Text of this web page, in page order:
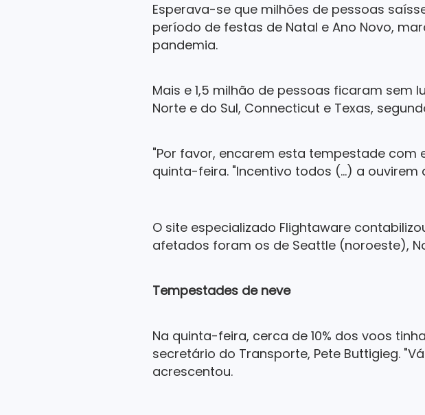
Esperava-se que milhões de pessoas
período de festas de Natal e Ano Novo,
pandemia.
Mais e 1,5 milhão de pessoas ficaram
Norte e do Sul, Connecticut e Texas,
"Por favor, encarem esta tempestade com
quinta-feira. "Incentivo todos (...) a ouvirem
O site especializado Flightaware
afetados foram os de Seattle (noroeste),
Tempestades de neve
Na quinta-feira, cerca de 10% dos voos
secretário do Transporte, Pete Buttigieg.
acrescentou.